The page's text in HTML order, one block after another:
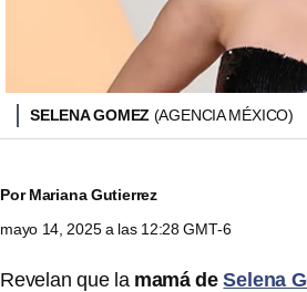
SELENA GOMEZ (AGENCIA MÉXICO)
PorMariana Gutierrez
mayo 14, 2025 a las 12:28 GMT-6
Revelan que lamamá deSelena